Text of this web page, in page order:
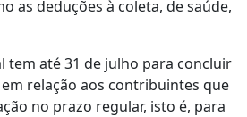
as deduções à coleta, de saúde,
tem até 31 de julho para concluir
em relação aos contribuintes que
no prazo regular, isto é, para